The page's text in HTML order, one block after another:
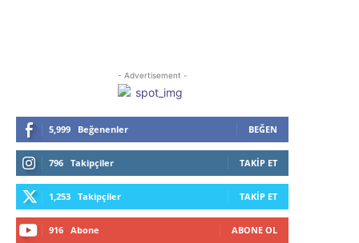
- Advertisement -
5,999 Beğenenler BEĞEN
796 Takipçiler TAKIP ET
1,253 Takipçiler TAKIP ET
916 Abone ABONE OL